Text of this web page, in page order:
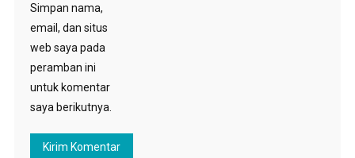
Simpan nama,
email, dan situs
web saya pada
peramban ini
untuk komentar
saya berikutnya.